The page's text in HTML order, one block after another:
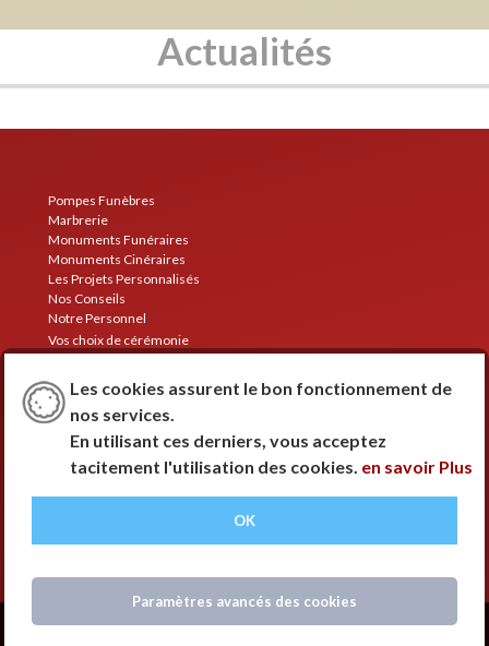
Les cookies assurent le bon fonctionnement de
nos services.
En utilisant ces derniers, vous acceptez
tacitement l'utilisation des cookies. en savoir Plus
OK
Paramètres avancés des cookies
Actualités
Pompes Funèbres
Marbrerie
Monuments Funéraires
Monuments Cinéraires
Les Projets Personnalisés
Nos Conseils
Notre Personnel
Vos choix de cérémonie
Les services d'entretien de Sépulture
Nos Agences
Contact
Sites
Niort
Lezay
Sauzé-Vaussais
Création Créaprime